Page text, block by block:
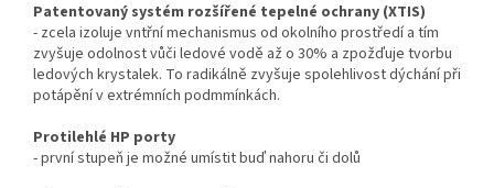
Patentovaný systém rozšířené tepelné ochrany (XTIS)
- zcela izoluje vntřní mechanismus od okolního prostředí a tím
zvyšuje odolnost vůči ledové vodě až o 30% a zpožďuje tvorbu
ledových krystalek. To radikálně zvyšuje spolehlivost dýchání při
potápění v extrémních podmmínkách.
Protilehlé HP porty
- první stupeň je možné umístit buď nahoru či dolů